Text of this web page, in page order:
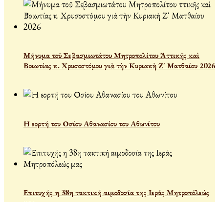
Μήνυμα τοῦ Σεβασμιωτάτου Μητροπολίτου Ἀττικῆς καὶ
Βοιωτίας κ. Χρυσοστόμου γιὰ τὴν Κυριακὴ Ζ΄ Ματθαίου 2026
Η εορτή του Οσίου Αθανασίου του Αθωνίτου
Επιτυχής η 38η τακτική αιμοδοσία της Ιεράς Μητροπόλεώς